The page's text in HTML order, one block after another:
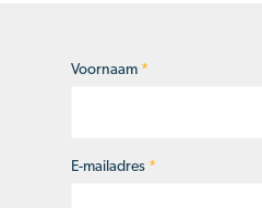
Naam*
Voornaam *
E-mailadres *